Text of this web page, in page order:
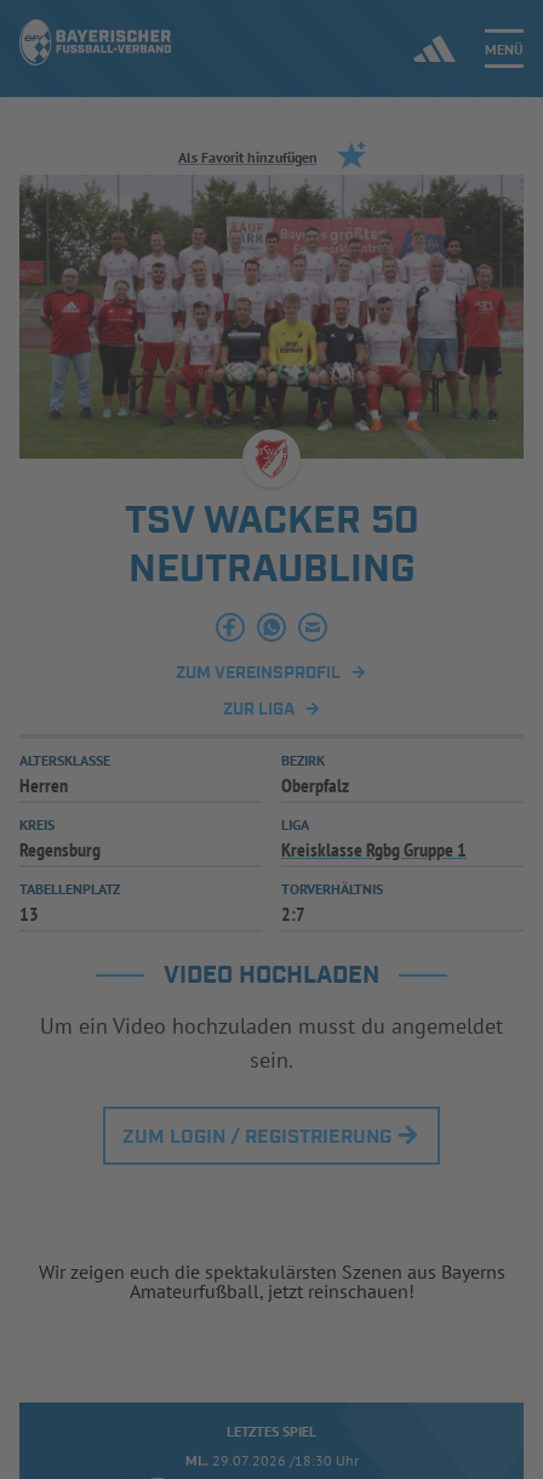
MENÜ
Jetzt einloggen
ERGEBNISSE & WETTBEWERBE
NEUIGKEITEN
SPIELBETRIEB & VERBANDSLEBEN
AUSBILDUNG & FÖRDERUNG
INFOTHEK SPIELPLUS
Als Favorit hinzufügen
TSV WACKER 50
NEUTRAUBLING
ZUM VEREINSPROFIL
ZUR LIGA
ALTERSKLASSE
Herren
BEZIRK
Oberpfalz
KREIS
Regensburg
LIGA
Kreisklasse Rgbg Gruppe 1
TABELLENPLATZ
13
TORVERHÄLTNIS
2:7
VIDEO HOCHLADEN
Um ein Video hochzuladen musst du angemeldet
sein.
ZUM LOGIN / REGISTRIERUNG
Wir zeigen euch die spektakulärsten Szenen aus Bayerns
Amateurfußball, jetzt reinschauen!
LETZTES SPIEL
MI.. 29.07.2026 /18:30 Uhr